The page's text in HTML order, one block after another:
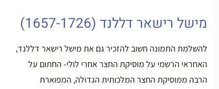
מישל רישאר דללנד (1657-1726)
להשלמת התמונה חשוב להזכיר גם את מישל רישאר דללנד,
האחראי הרשמי על מוסיקת החצר אחרי לולי- החתום על
הרבה ממוסיקת החצר המלכותית הגדולה, המפוארת